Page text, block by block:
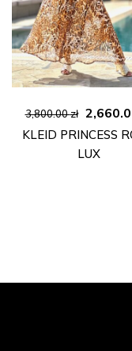
3,800.00zł
Preis
war:
KLEID PRINCESS
LUX